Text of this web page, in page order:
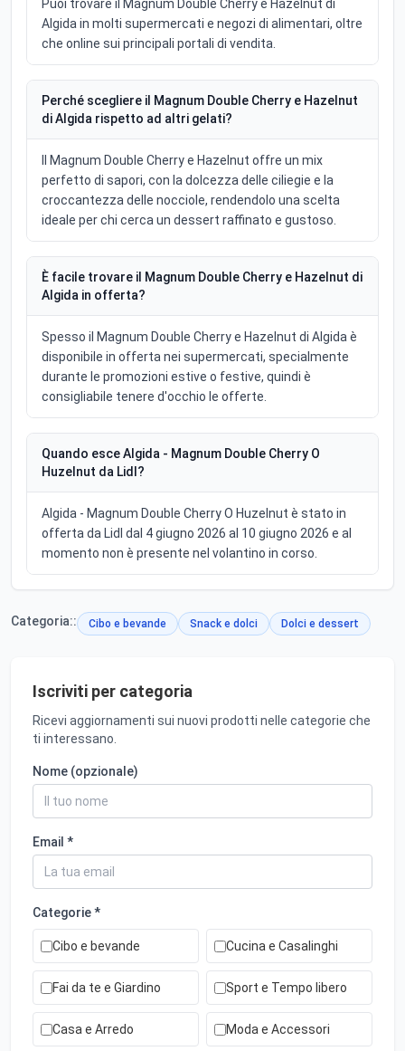
Puoi trovare il Magnum Double Cherry e Hazelnut di
Algida in molti supermercati e negozi di alimentari, oltre
che online sui principali portali di vendita.
Perché scegliere il Magnum Double Cherry e Hazelnut
di Algida rispetto ad altri gelati?
Il Magnum Double Cherry e Hazelnut offre un mix
perfetto di sapori, con la dolcezza delle ciliegie e la
croccantezza delle nocciole, rendendolo una scelta
ideale per chi cerca un dessert raffinato e gustoso.
È facile trovare il Magnum Double Cherry e Hazelnut di
Algida in offerta?
Spesso il Magnum Double Cherry e Hazelnut di Algida è
disponibile in offerta nei supermercati, specialmente
durante le promozioni estive o festive, quindi è
consigliabile tenere d'occhio le offerte.
Quando esce Algida - Magnum Double Cherry O
Huzelnut da Lidl?
Algida - Magnum Double Cherry O Huzelnut è stato in
offerta da Lidl dal 4 giugno 2026 al 10 giugno 2026 e al
momento non è presente nel volantino in corso.
Categoria:: Cibo e bevande Snack e dolci Dolci e dessert
Iscriviti per categoria
Ricevi aggiornamenti sui nuovi prodotti nelle categorie che
ti interessano.
Nome (opzionale)
Email *
Categorie *
Cibo e bevande Cucina e Casalinghi
Fai da te e Giardino Sport e Tempo libero
Casa e Arredo Moda e Accessori